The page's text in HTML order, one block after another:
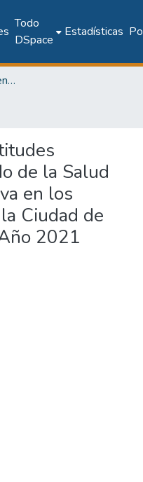
Todo
DSpace
Estadísticas
Congreso Nacional de Ciencia y Tecnología – APANAC
de la Salud
en los
Ciudad de
2021